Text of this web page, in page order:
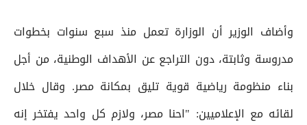
وأضاف الوزير أن الوزارة تعمل منذ سبع سنوات بخطوات
مدروسة وثابتة، دون التراجع عن الأهداف الوطنية، من أجل
بناء منظومة رياضية قوية تليق بمكانة مصر. وقال خلال
لقائه مع الإعلاميين: "احنا مصر، ولازم كل واحد يفتخر إنه